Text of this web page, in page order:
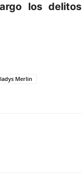
los delitos
Merlin